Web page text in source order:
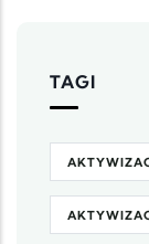
TAGI